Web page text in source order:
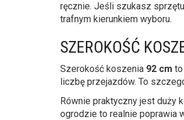
ręcznie. Jeśli szukasz
trafnym kierunkiem wyboru.
SZEROKOŚĆ
Szerokość koszenia 92 cm
liczbę przejazdów. To
Równie praktyczny jest duży
ogrodzie to realnie poprawia